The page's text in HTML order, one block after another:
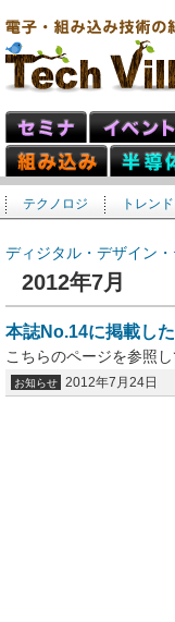
テクノロジ トレン
ディジタル・デザイン
2012年7月
本誌No.14に掲載し
こちらのページを参照
お知らせ 2012年7月24日